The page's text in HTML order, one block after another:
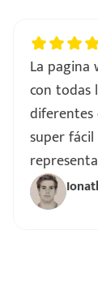
La pagina
con todas
diferentes
super fácil